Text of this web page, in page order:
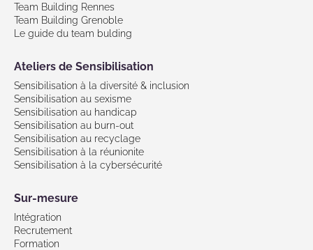
Team Building Rennes
Team Building Grenoble
Le guide du team bulding
Ateliers de Sensibilisation
Sensibilisation à la diversité & inclusion
Sensibilisation au sexisme
Sensibilisation au handicap
Sensibilisation au burn-out
Sensibilisation au recyclage
Sensibilisation à la réunionite
Sensibilisation à la cybersécurité
Sur-mesure
Intégration
Recrutement
Formation